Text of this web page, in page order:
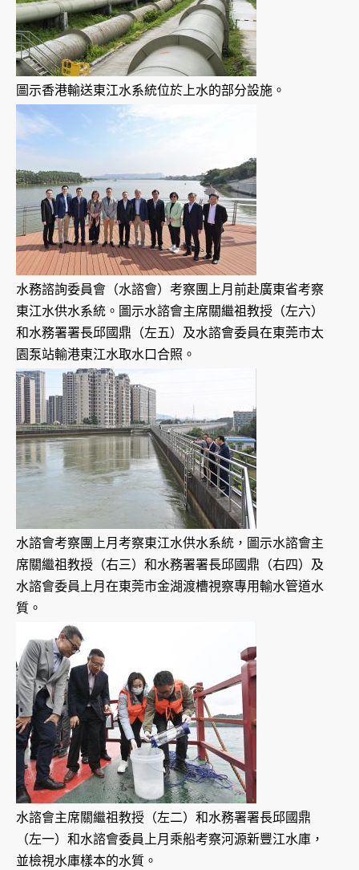
圖示香港輸送東江水系統位於上水的部分設施。
水務諮詢委員會（水諮會）考察團上月前赴廣東省考察
東江水供水系統。圖示水諮會主席關繼祖教授（左六）
和水務署署長邱國鼎（左五）及水諮會委員在東莞市太
園泵站輸港東江水取水口合照。
水諮會考察團上月考察東江水供水系統，圖示水諮會主
席關繼祖教授（右三）和水務署署長邱國鼎（右四）及
水諮會委員上月在東莞市金湖渡槽視察專用輸水管道水
質。
水諮會主席關繼祖教授（左二）和水務署署長邱國鼎
（左一）和水諮會委員上月乘船考察河源新豐江水庫，
並檢視水庫樣本的水質。